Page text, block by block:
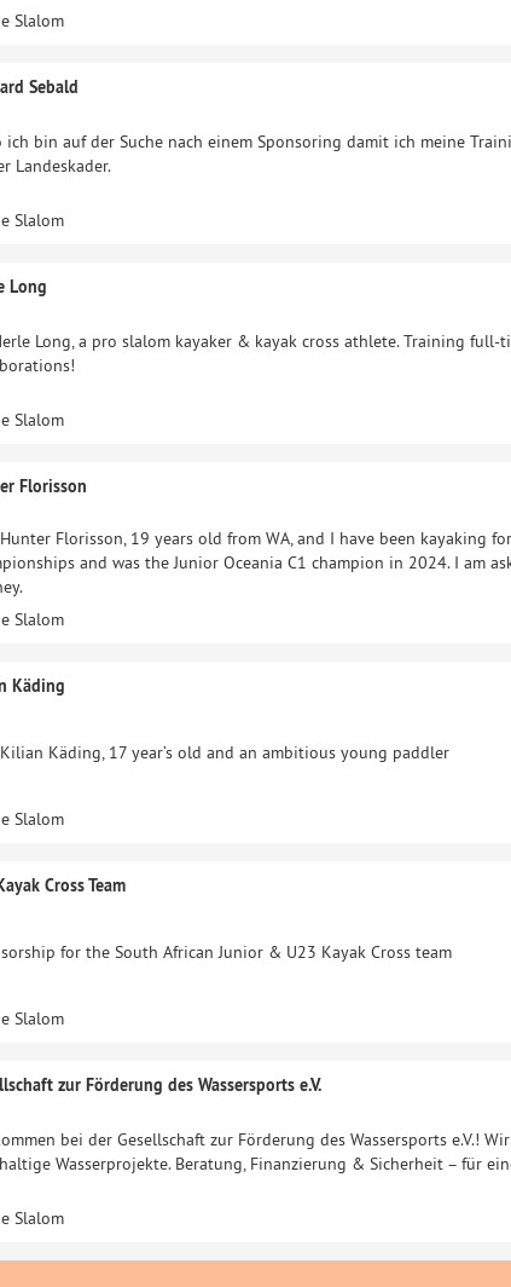
Slalom
Sebald
ich bin auf der Suche nach einem Sponsoring damit ich meine
Landeskader.
Slalom
Long
Long, a pro slalom kayaker & kayak cross athlete. Training
Slalom
Florisson
Florisson, 19 years old from WA, and I have been kayaking
and was the Junior Oceania C1 champion in 2024. I am
Slalom
Käding
Käding, 17 year’s old and an ambitious young paddler
Slalom
Cross Team
for the South African Junior & U23 Kayak Cross team
Slalom
zur Förderung des Wassersports e.V.
bei der Gesellschaft zur Förderung des Wassersports e.V.!
Wasserprojekte. Beratung, Finanzierung & Sicherheit – für
Slalom